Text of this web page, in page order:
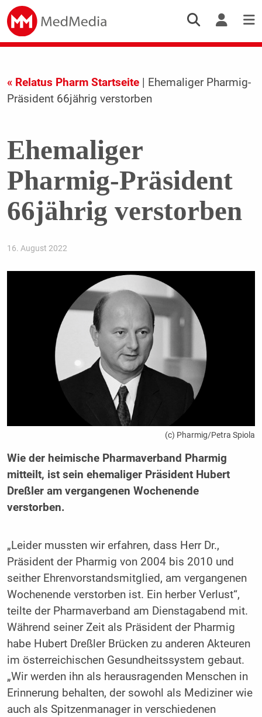
« Relatus Pharm Startseite| Ehemaliger Pharmig-
Präsident 66jährig verstorben
Ehemaliger
Pharmig-Präsident
66jährig verstorben
16. August 2022
(c) Pharmig/Petra Spiola
Wie der heimische Pharmaverband Pharmig
mitteilt, ist sein ehemaliger Präsident Hubert
Dreßler am vergangenen Wochenende
verstorben.
„Leider mussten wir erfahren, dass Herr Dr.,
Präsident der Pharmig von 2004 bis 2010 und
seither Ehrenvorstandsmitglied, am vergangenen
Wochenende verstorben ist. Ein herber Verlust“,
teilte der Pharmaverband am Dienstagabend mit.
Während seiner Zeit als Präsident der Pharmig
habe Hubert Dreßler Brücken zu anderen Akteuren
im österreichischen Gesundheitssystem gebaut.
„Wir werden ihn als herausragenden Menschen in
Erinnerung behalten, der sowohl als Mediziner wie
auch als Spitzenmanager in verschiedenen